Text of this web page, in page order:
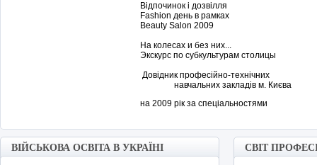
Відпочинок і дозвілля
Fashion день в рамках
Beauty Salon 2009
На колесах и без них...
Экскурс по субкультурам столицы
Довідник професійно-технічних
навчальних закладів м. Києва
на 2009 рік за спеціальностями
ВІЙСЬКОВА ОСВІТА В УКРАЇНІ СВІТ